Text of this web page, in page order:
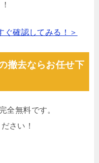
ぐ確認してみる！＞
撤去ならお任せ下
全無料です。
さい！